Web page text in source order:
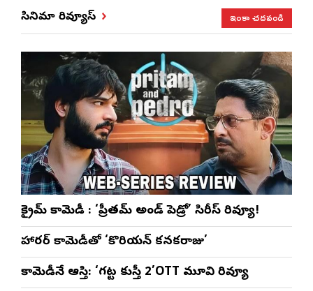
కుంభ హారతి
ప్రత్యేకంగా
‘ఉమెన్స్ ఫోరమ్’
సినిమా రివ్యూస్ ఇంకా చదవండి
క్రైమ్ కామెడీ : ‘ప్రీతమ్ అండ్ పెడ్రో’ సిరీస్ రివ్యూ!
హారర్ కామెడీతో ‘కొరియన్ కనకరాజు’
కామెడీనే ఆస్తి: ‘గట్ట కుస్తీ 2’OTT మూవి రివ్యూ